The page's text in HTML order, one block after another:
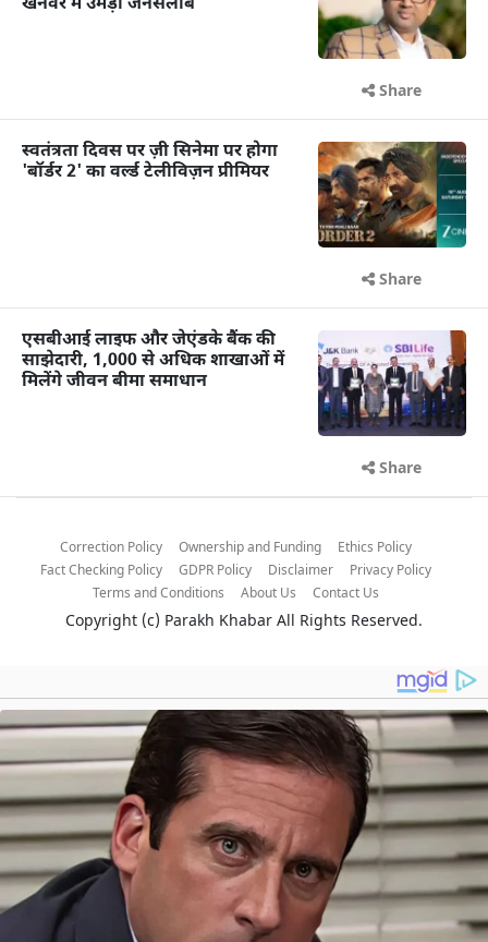
खनवर में उमड़ा जनसैलाब
Share
स्वतंत्रता दिवस पर ज़ी सिनेमा पर होगा
'बॉर्डर 2' का वर्ल्ड टेलीविज़न प्रीमियर
Share
एसबीआई लाइफ और जेएंडके बैंक की
साझेदारी, 1,000 से अधिक शाखाओं में
मिलेंगे जीवन बीमा समाधान
Share
Correction Policy Ownership and Funding
Ethics Policy
Fact Checking Policy
GDPR Policy Disclaimer
Privacy Policy
Terms and Conditions
About Us Contact Us
Copyright (c) Parakh Khabar All Rights Reserved.